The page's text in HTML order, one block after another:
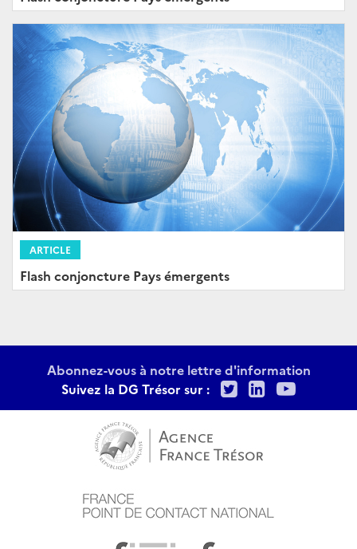
ARTICLE
Flash conjoncture Pays émergents
Abonnez-vous à notre lettre d'information
Suivez la DG Trésor sur :
TwitterLinkedIn